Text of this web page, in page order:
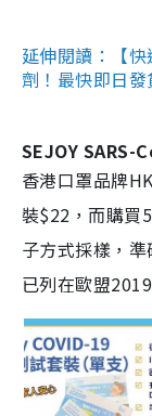
延伸閱讀：【
劑！最快即日
SEJOY SARS-
香港口罩品牌
裝$22，而購買
子方式採樣，
已列在歐盟